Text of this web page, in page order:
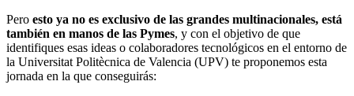
Pero esto ya no es exclusivo de las grandes multinacionales, está
también en manos de las Pymes, y con el objetivo de que
identifiques esas ideas o colaboradores tecnológicos en el entorno de
la Universitat Politècnica de Valencia (UPV) te proponemos esta
jornada en la que conseguirás: